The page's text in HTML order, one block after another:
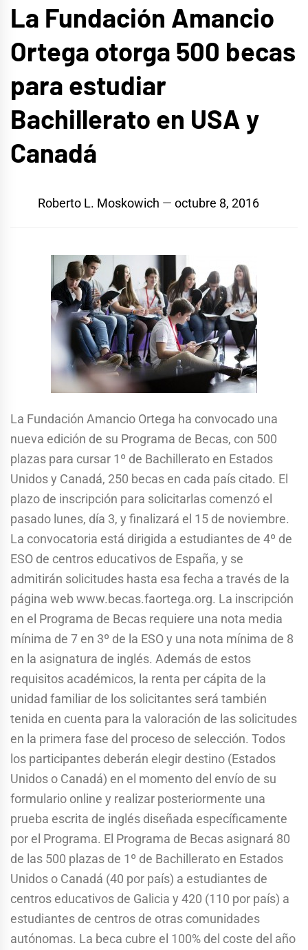
La Fundación Amancio
Ortega otorga 500 becas
para estudiar
Bachillerato en USA y
Canadá
Roberto L. Moskowich octubre 8, 2016
La Fundación Amancio Ortega ha convocado una
nueva edición de su Programa de Becas, con 500
plazas para cursar 1º de Bachillerato en Estados
Unidos y Canadá, 250 becas en cada país citado. El
plazo de inscripción para solicitarlas comenzó el
pasado lunes, día 3, y finalizará el 15 de noviembre.
La convocatoria está dirigida a estudiantes de 4º de
ESO de centros educativos de España, y se
admitirán solicitudes hasta esa fecha a través de la
página web www.becas.faortega.org. La inscripción
en el Programa de Becas requiere una nota media
mínima de 7 en 3º de la ESO y una nota mínima de 8
en la asignatura de inglés. Además de estos
requisitos académicos, la renta per cápita de la
unidad familiar de los solicitantes será también
tenida en cuenta para la valoración de las solicitudes
en la primera fase del proceso de selección. Todos
los participantes deberán elegir destino (Estados
Unidos o Canadá) en el momento del envío de su
formulario online y realizar posteriormente una
prueba escrita de inglés diseñada específicamente
por el Programa. El Programa de Becas asignará 80
de las 500 plazas de 1º de Bachillerato en Estados
Unidos o Canadá (40 por país) a estudiantes de
centros educativos de Galicia y 420 (110 por país) a
estudiantes de centros de otras comunidades
autónomas. La beca cubre el 100% del coste del año